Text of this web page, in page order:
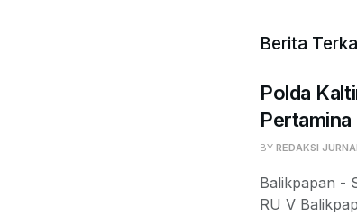
Berita
Polda
Pertamina
BY REDAKSI
Balikpapan -
RU V